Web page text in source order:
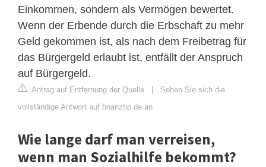
Einkommen, sondern als Vermögen bewertet.
Wenn der Erbende durch die Erbschaft zu mehr
Geld gekommen ist, als nach dem Freibetrag für
das Bürgergeld erlaubt ist, entfällt der Anspruch
auf Bürgergeld.
Antrag auf Entfernung der Quelle | Sehen Sie sich die
vollständige Antwort auf finanztip.de an
Wie lange darf man verreisen,
wenn man Sozialhilfe bekommt?